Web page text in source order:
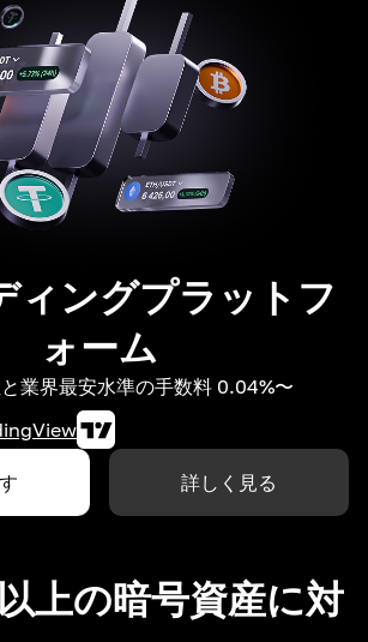
ィングプラットフ
ォーム
業界最安水準の手数料 0.04%〜
詳しく見る
上の暗号資産に対